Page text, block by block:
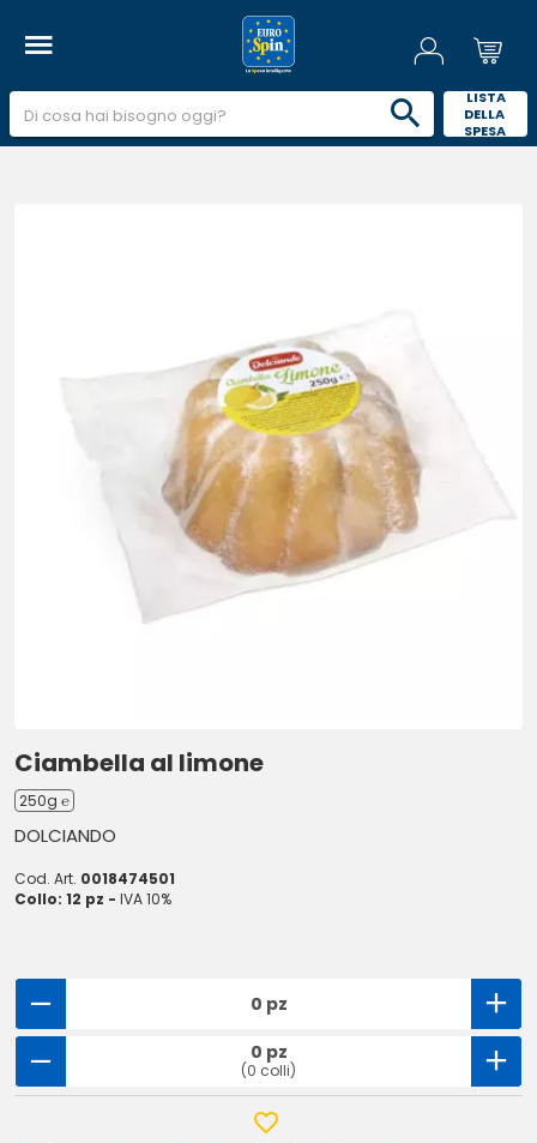
LISTA
DELLA
SPESA
Ciambella al limone
250g ℮
DOLCIANDO
Cod. Art. 0018474501
Collo: 12 pz - IVA 10%
0 pz
0 pz
(0 colli)